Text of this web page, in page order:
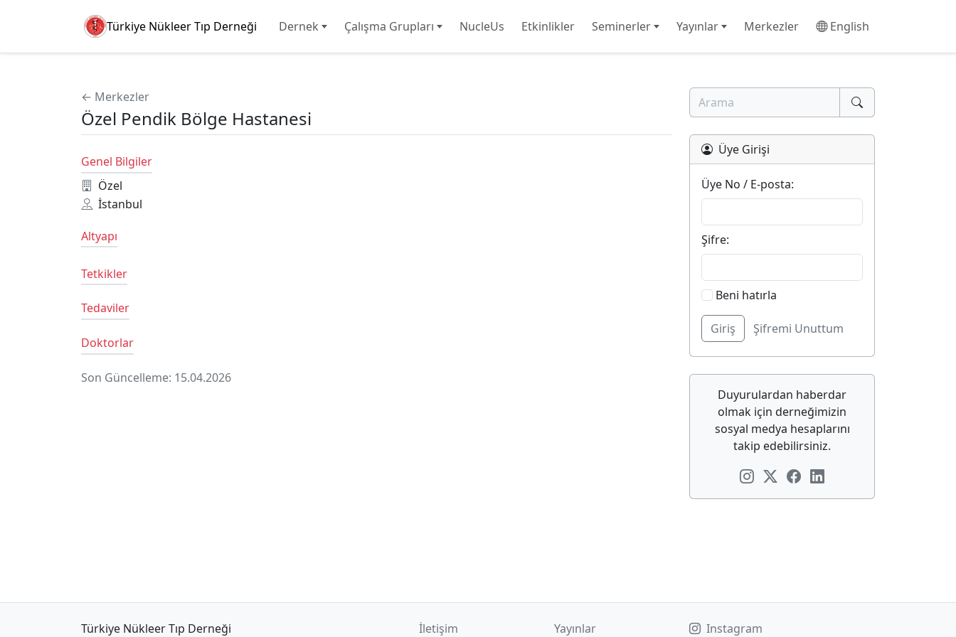
Türkiye Nükleer Tıp Derneği Dernek Çalışma Grupları NucleUs Etkinlikler Seminerler Yayınlar Merkezler English
← Merkezler
Özel Pendik Bölge Hastanesi
Genel Bilgiler
Özel
İstanbul
Altyapı
Tetkikler
Tedaviler
Doktorlar
Son Güncelleme: 15.04.2026
Üye Girişi
Üye No / E-posta:
Şifre:
Beni hatırla
Şifremi Unuttum
Duyurulardan haberdar
olmak için derneğimizin
sosyal medya hesaplarını
takip edebilirsiniz.
Türkiye Nükleer Tıp Derneği İletişim Yayınlar Instagram